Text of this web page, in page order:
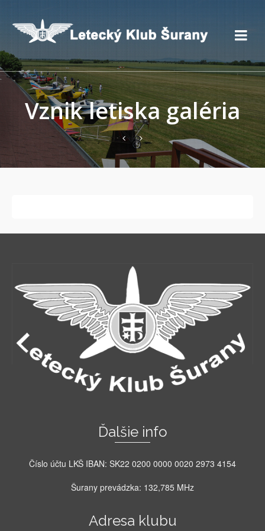
Vznik letiska galéria
Ďalšie info
Číslo účtu LKŠ IBAN: SK22 0200 0000 0020 2973 4154
Šurany prevádzka: 132,785 MHz
Adresa klubu